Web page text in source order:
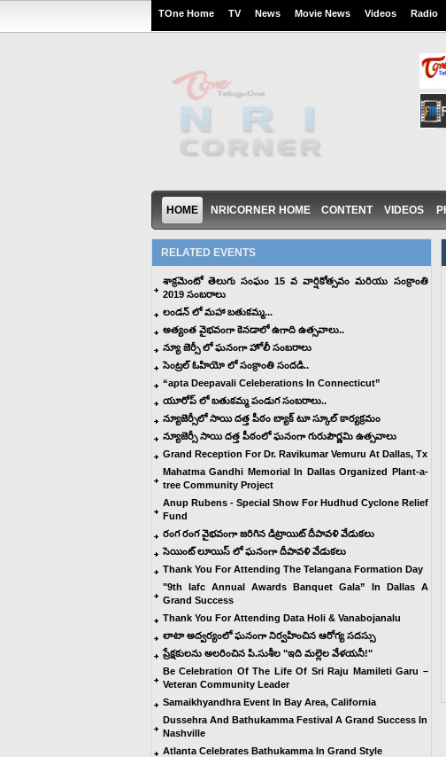
TOne Home TV News Movie News Videos Radio
HOME NRICORNER HOME CONTENT VIDEOS
RELATED EVENTS
శాక్రమెంటో తెలుగు సంఘం 15 వ వార్షికోత్సవం మరియు సంక్రాంతి
2019 సంబరాలు
లండన్ లో మహా బతుకమ్మ...
అత్యంత వైభవంగా కెనడాలో ఉగాది ఉత్సవాలు..
న్యూ జెర్సీ లో ఘనంగా హోలీ సంబరాలు
సెంట్రల్ ఓహియో లో సంక్రాంతి సందడి..
“apta Deepavali Celeberations In Connecticut”
యూరోప్ లో బతుకమ్మ పండుగ సంబరాలు..
న్యూజెర్సీలో సాయి దత్త పీఠం బ్యాక్ టూ స్కూల్ కార్యక్రమం
న్యూజెర్సీ సాయి దత్త పీఠంలో ఘనంగా గురుపౌర్ణమి ఉత్సవాలు
Grand Reception For Dr. Ravikumar Vemuru At Dallas, Tx
Mahatma Gandhi Memorial In Dallas Organized Plant-a-
tree Community Project
Anup Rubens - Special Show For Hudhud Cyclone Relief
Fund
రంగ రంగ వైభవంగా జరిగిన డిట్రాయిట్ దీపావళి వేడుకలు
సెయింట్ లూయిస్ లో ఘనంగా దీపావళి వేడుకలు
Thank You For Attending The Telangana Formation Day
"9th Iafc Annual Awards Banquet Gala” In Dallas A
Grand Success
Thank You For Attending Data Holi & Vanabojanalu
లాటా అద్వర్యంలో ఘనంగా నిర్వహించిన ఆరోగ్య సదస్సు
ప్రేక్షకులను అలరించిన పి.సుశీల "ఇది మల్లెల వేళయనీ!"
Be Celebration Of The Life Of Sri Raju Mamileti Garu –
Veteran Community Leader
Samaikhyandhra Event In Bay Area, California
Dussehra And Bathukamma Festival A Grand Success In
Nashville
Atlanta Celebrates Bathukamma In Grand Style